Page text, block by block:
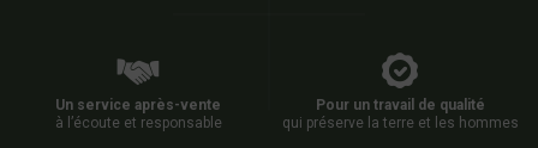
Un service après-vente
à l’écoute et responsable
Pour un travail de qualité
qui préserve la terre et les hommes